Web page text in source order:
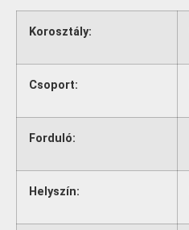
Korosztály:
Csoport:
Forduló:
Helyszín: